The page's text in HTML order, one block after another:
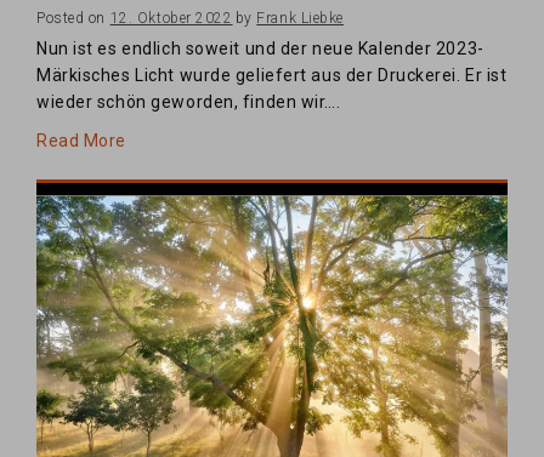
Posted on 12. Oktober 2022 by Frank Liebke
Nun ist es endlich soweit und der neue Kalender 2023-
Märkisches Licht wurde geliefert aus der Druckerei. Er ist
wieder schön geworden, finden wir….
Read More